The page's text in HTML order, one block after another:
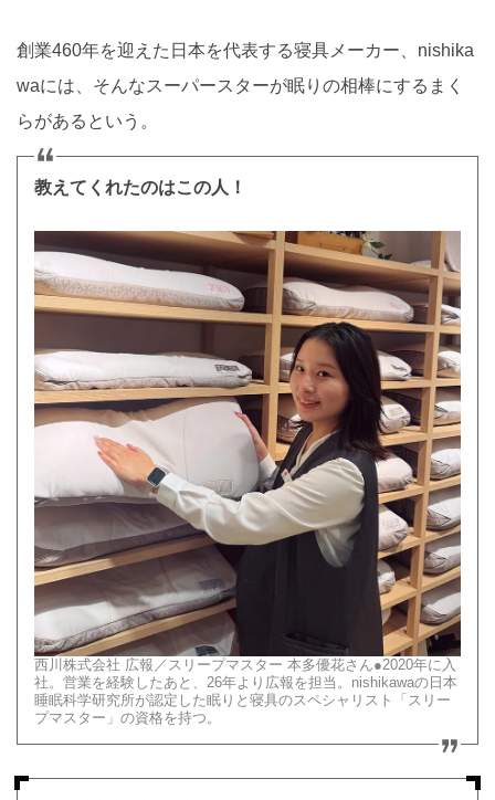
創業460年を迎えた日本を代表する寝具メーカー、nishika
waには、そんなスーパースターが眠りの相棒にするまく
らがあるという。
教えてくれたのはこの人！
西川株式会社 広報／スリープマスター 本多優花さん●2020年に入
社。営業を経験したあと、26年より広報を担当。nishikawaの日本
睡眠科学研究所が認定した眠りと寝具のスペシャリスト「スリー
プマスター」の資格を持つ。